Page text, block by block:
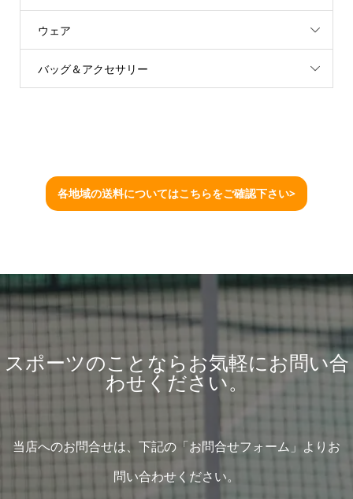
ウェア
バッグ＆アクセサリー
各地域の送料についてはこちらをご確認下さい>
スポーツのことならお気軽にお問い合
わせください。
当店へのお問合せは、下記の「お問合せフォーム」よりお
問い合わせください。